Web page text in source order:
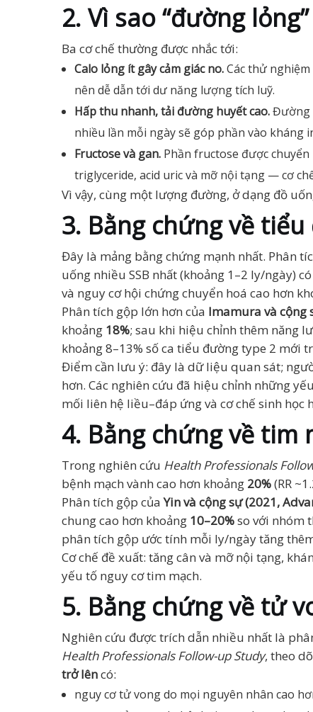
2. Vì sao “đường
Ba cơ chế thường được nhắc tới:
Calo lỏng ít gây cảm giác no.Các thử
nên dễ dẫn tới dư năng lượng tích luỹ.
Hấp thu nhanh, tải đường huyết cao.Đường
nhiều lần mỗi ngày sẽ góp phần vào kháng
Fructose và gan. Phần fructose được
triglyceride, acid uric và mỡ nội tạng — cơ
Vì vậy, cùng một lượng đường, ở dạng đồ
3. Bằng chứng về
Đây là mảng bằng chứng mạnh nhất. Phân
uống nhiều SSB nhất (khoảng 1–2 ly/ngày)
và nguy cơ hội chứng chuyển hoá cao hơn
Phân tích gộp lớn hơn của Imamura và cộng
khoảng 18%; sau khi hiệu chỉnh thêm năng
khoảng 8–13% số ca tiểu đường type 2 mới
Điểm cần lưu ý: đây là dữ liệu quan sát;
hơn. Các nghiên cứu đã hiệu chỉnh những
mối liên hệ liều–đáp ứng và cơ chế sinh
4. Bằng chứng về tim
Trong nghiên cứu Health Professionals
bệnh mạch vành cao hơn khoảng 20%(RR
Phân tích gộp củaYin và cộng sự (2021,
chung cao hơn khoảng 10–20%so với nhóm
phân tích gộp ước tính mỗi ly/ngày tăng
Cơ chế đề xuất: tăng cân và mỡ nội tạng,
yếu tố nguy cơ tim mạch.
5. Bằng chứng về tử
Nghiên cứu được trích dẫn nhiều nhất là
Health Professionals Follow-up Study, theo
trở lêncó:
nguy cơ tử vong do mọi nguyên nhân cao